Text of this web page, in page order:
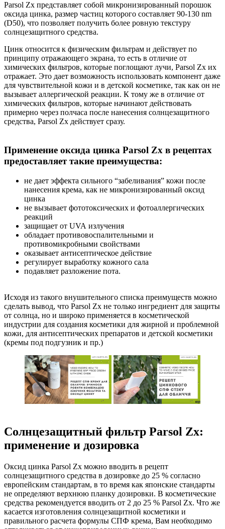
Parsol Zx представляет собой микронизированный порошок
оксида цинка, размер частиц которого составляет 90-130 nm
(D50), что позволяет получить более ровную текстуру
солнцезащитного средства.
Цинк относится к физическим фильтрам и действует по
принципу отражающего экрана, то есть в отличие от
химических фильтров, которые поглощают лучи, Parsol Zx их
отражает. Это дает возможность использовать компонент даже
для чувствительной кожи и в детской косметике, так как он не
вызывает аллергической реакции. К тому же в отличие от
химических фильтров, которые начинают действовать
примерно через полчаса после нанесения солнцезащитного
средства, Parsol Zx действует сразу.
Применение оксида цинка Parsol Zx в рецептах
предоставляет такие преимущества:
не дает эффекта сильного “забеливания” кожи после
нанесения крема, как не микронизированный оксид
цинка
не вызывает фототоксических и фотоаллергических
реакций
защищает от UVA излучения
обладает противовоспалительными и
противомикробными свойствами
оказывает антисептическое действие
регулирует выработку кожного сала
подавляет разложение пота.
Исходя из такого внушительного списка преимуществ можно
сделать вывод, что Parsol Zx не только ингредиент для защиты
от солнца, но и широко применяется в косметической
индустрии для создания косметики для жирной и проблемной
кожи, для антисептических препаратов и детской косметики
(кремы под подгузник и пр.)
Солнцезащитный фильтр Parsol Zx:
применение и дозировка
Оксид цинка Parsol Zx можно вводить в рецепт
солнцезащитного средства в дозировке до 25 % согласно
европейским стандартам, в то время как японские стандарты
не определяют верхнюю планку дозировки. В косметические
средства рекомендуется вводить от 2 до 25 % Parsol Zx. Что же
касается изготовления солнцезащитной косметики и
правильного расчета формулы СПФ крема, Вам необходимо